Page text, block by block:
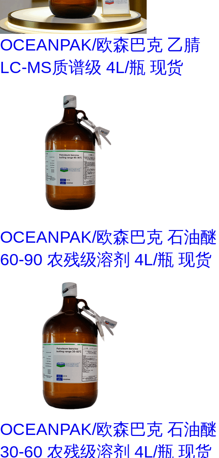
OCEANPAK/欧森巴克 乙腈
LC-MS质谱级 4L/瓶 现货
OCEANPAK/欧森巴克 石油醚
60-90 农残级溶剂 4L/瓶 现货
OCEANPAK/欧森巴克 石油醚
30-60 农残级溶剂 4L/瓶 现货